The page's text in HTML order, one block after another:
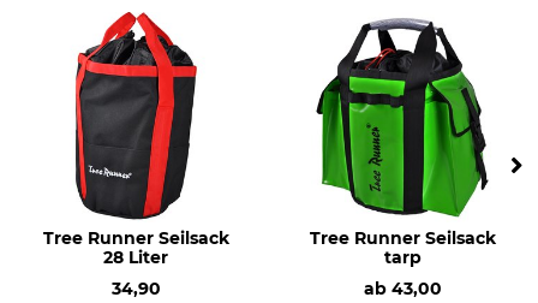
Tree Runner Seilsack
28 Liter
34,90
Tree Runner Seilsack
tarp
ab 43,00